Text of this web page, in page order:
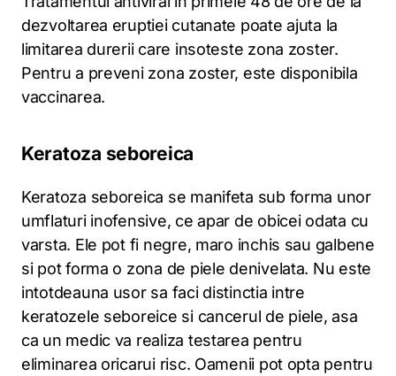
dezvoltarea eruptiei cutanate poate ajuta la
limitarea durerii care insoteste zona zoster.
Pentru a preveni zona zoster, este disponibila
vaccinarea.
Keratoza seboreica
Keratoza seboreica se manifeta sub forma unor
umflaturi inofensive, ce apar de obicei odata cu
varsta. Ele pot fi negre, maro inchis sau galbene
si pot forma o zona de piele denivelata. Nu este
intotdeauna usor sa faci distinctia intre
keratozele seboreice si cancerul de piele, asa
ca un medic va realiza testarea pentru
eliminarea oricarui risc. Oamenii pot opta pentru